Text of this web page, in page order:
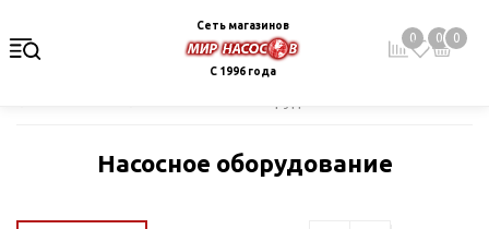
Сеть магазинов
С 1996 года
0 0 0
Насосное оборудование